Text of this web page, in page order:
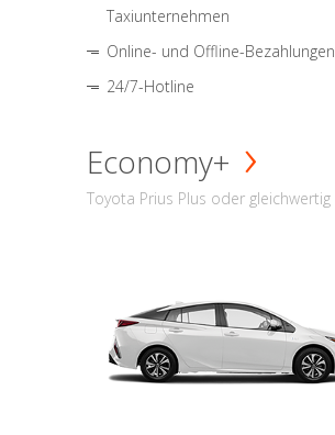
Taxiunternehmen
Online- und Offline-Bezahlungen
24/7-Hotline
Economy+
Toyota Prius Plus oder gleichwertig